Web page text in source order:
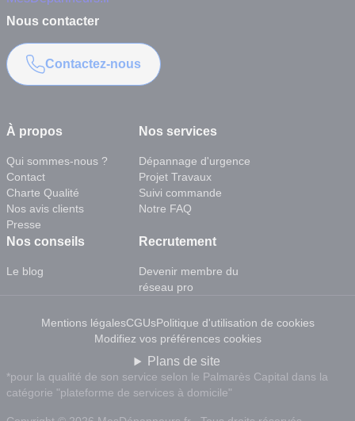
À propos
Qui sommes-nous ?
Contact
Charte Qualité
Nos avis clients
Presse
Nos services
Dépannage d'urgence
Projet Travaux
Suivi commande
Notre FAQ
Nos conseils
Le blog
Recrutement
Devenir membre du
réseau pro
Nous contacter
Contactez-nous
*pour la qualité de son service selon le Palmarès Capital dans la
catégorie "plateforme de services à domicile"
Mentions légalesCGUsPolitique d'utilisation de cookies
Modifiez vos préférences cookies
Plans de site